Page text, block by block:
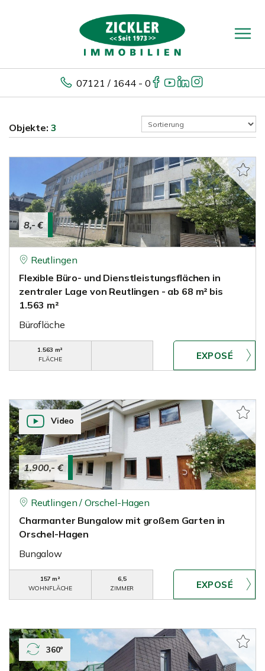
07121 / 1644 - 0
Objekte: 3
8,- €
Reutlingen
Flexible Büro- und Dienstleistungsflächen in
zentraler Lage von Reutlingen - ab 68 m² bis
1.563 m²
Bürofläche
1.563 m²
FLÄCHE
1.900,- €
Video
Reutlingen / Orschel-Hagen
Charmanter Bungalow mit großem Garten in
Orschel-Hagen
Bungalow
157 m²
WOHNFLÄCHE
6,5
ZIMMER
360°